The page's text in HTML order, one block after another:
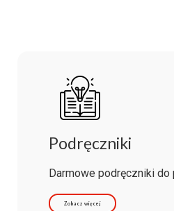
Podręczniki
Darmowe podręczniki do
Zobacz więcej